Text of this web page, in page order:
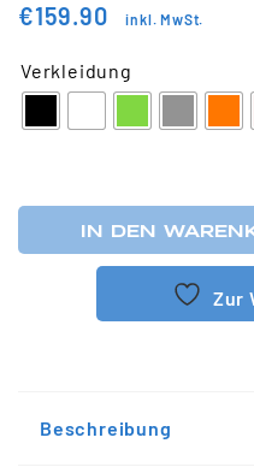
€159.90 inkl. MwSt.
Verkleidung
IN DEN
Zur
Beschreibung